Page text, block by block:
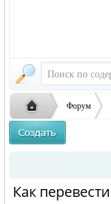
Форум
Иностранцы в Германии
›
Как